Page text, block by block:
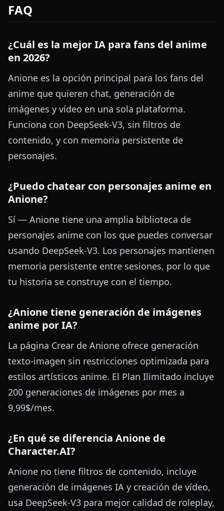
FAQ
¿Cuál es la mejor IA para fans del anime
en 2026?
Anione es la opción principal para los fans del
anime que quieren chat, generación de
imágenes y vídeo en una sola plataforma.
Funciona con DeepSeek-V3, sin filtros de
contenido, y con memoria persistente de
personajes.
¿Puedo chatear con personajes anime en
Anione?
Sí — Anione tiene una amplia biblioteca de
personajes anime con los que puedes conversar
usando DeepSeek-V3. Los personajes mantienen
memoria persistente entre sesiones, por lo que
tu historia se construye con el tiempo.
¿Anione tiene generación de imágenes
anime por IA?
La página Crear de Anione ofrece generación
texto-imagen sin restricciones optimizada para
estilos artísticos anime. El Plan Ilimitado incluye
200 generaciones de imágenes por mes a
9,99$/mes.
¿En qué se diferencia Anione de
Character.AI?
Anione no tiene filtros de contenido, incluye
generación de imágenes IA y creación de vídeo,
usa DeepSeek-V3 para mejor calidad de roleplay,